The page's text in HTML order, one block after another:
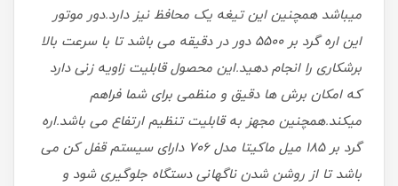
میباشد همچنین این تیغه یک محافظ نیز دارد.دور موتور
این اره گرد بر 5500 دور در دقیقه می باشد تا با سرعت بالا
برشکاری را انجام دهید.این محصول قابلیت زاویه زنی دارد
که امکان برش ها دقیق و منظمی برای شما فراهم
میکند.همچنین مجهز به قابلیت تنظیم ارتفاع می باشد.اره
گرد بر 185 میل ماکیتا مدل 706 دارای سیستم قفل کن می
باشد تا از روشن شدن ناگهانی دستگاه جلوگیری شود و